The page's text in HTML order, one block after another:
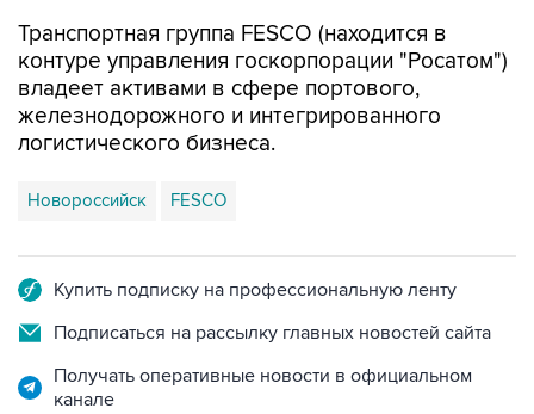
Транспортная группа FESCO (находится в
контуре управления госкорпорации "Росатом")
владеет активами в сфере портового,
железнодорожного и интегрированного
логистического бизнеса.
Новороссийск FESCO
Купить подписку на профессиональную ленту
Подписаться на рассылку главных новостей сайта
Получать оперативные новости в официальном
канале